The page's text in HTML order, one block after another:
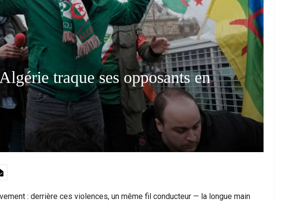
traque ses opposants en
: derrière ces violences, un même fil conducteur — la longue main
Ceuta : Les Messages Qui Poussent Au Départ, Le
Miroir D’un Malaise Social Plus…